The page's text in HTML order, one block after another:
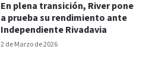
2 de Marzo de 2026
En plena transición, River pone
a prueba su rendimiento ante
Independiente Rivadavia